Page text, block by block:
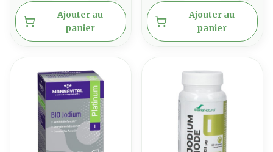
Ajouter au
panier
Ajouter au
panier